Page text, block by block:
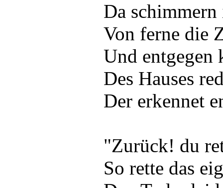
Da
Von ferne die
Und entgegen
Des Hauses
Der erkennet
"Zurück! du
So rette das